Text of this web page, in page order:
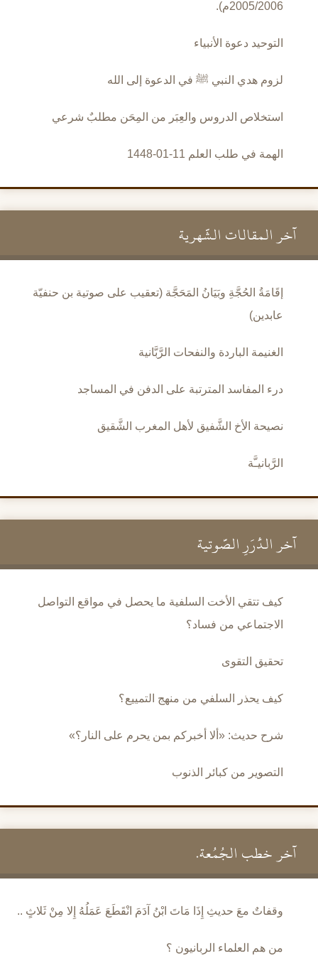
2005/2006م).
التوحيد دعوة الأنبياء
لزوم هدي النبي ﷺ في الدعوة إلى الله
استخلاص الدروس والعِبَر من المِحَن مطلبٌ شرعي
الهمة في طلب العلم 11-01-1448
آخر المقالات الشَّهرية
إقَامَةُ الحُجَّةِ وبَيَانُ المَحَجَّة (تعقيب على صوتية بن حنفيّة
عابدين)
الغنيمة الباردة والنفحات الرَّبَّانية
درء المفاسد المترتبة على الدفن في المساجد
نصيحة الأخ الشَّفيق لأهل المغرب الشَّقيق
الرَّبانيـَّة
آخر الدُّرَرِ الصَّوتية
كيف تتقي الأخت السلفية ما يحصل في مواقع التواصل
الاجتماعي من فساد؟
تحقيق التقوى
كيف يحذر السلفي من منهج التمييع؟
شرح حديث: «ألا أخبركم بمن يحرم على النار؟»
التصوير من كبائر الذنوب
آخر خطب الجُمُعة.
وقفاتٌ معَ حديثِ إِذَا مَاتَ ابْنُ آدَمَ انْقَطَعَ عَمَلُهُ إِلا مِنْ ثَلاثٍ ..
من هم العلماء الربانيون ؟